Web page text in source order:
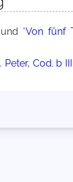
und 'Von fünf
Cod. b